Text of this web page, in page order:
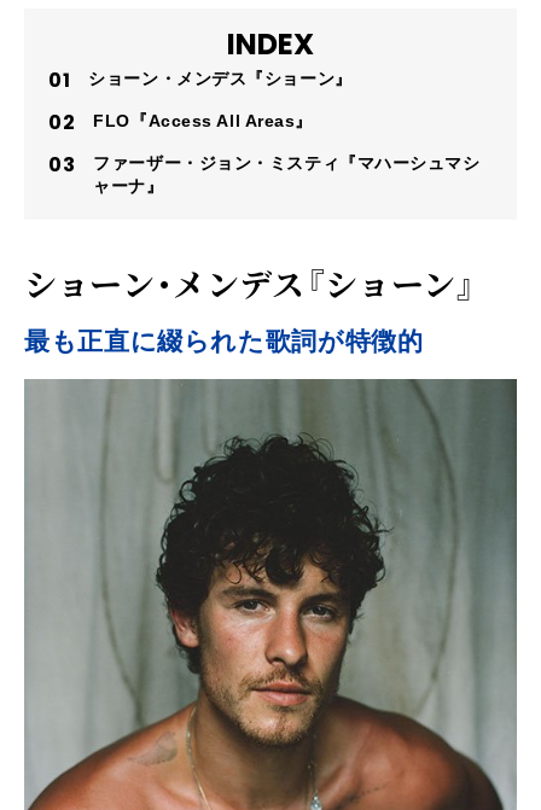
INDEX
ショーン・メンデス『ショーン』
FLO『Access All Areas』
ファーザー・ジョン・ミスティ『マハーシュマシ
ャーナ』
ショーン・メンデス『ショーン』
最も正直に綴られた歌詞が特徴的